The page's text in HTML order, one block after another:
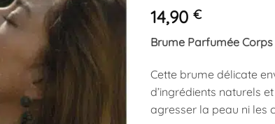
liste
d’envies
14,90 €
Brume Parfumée Corps
Cette brume délicate
d’ingrédients naturels
agresser la peau ni les